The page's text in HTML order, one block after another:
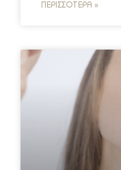
ΠΕΡΙΣΣΌΤΕΡΑ »